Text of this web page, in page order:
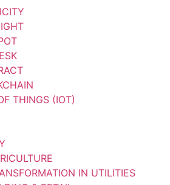
THINGS (IOT)
IN UTILITIES